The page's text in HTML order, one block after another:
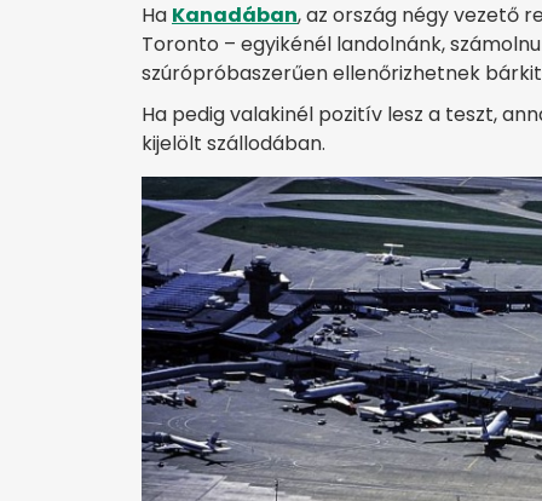
Ha Kanadában, az ország négy vezető
Toronto – egyikénél landolnánk,
szúrópróbaszerűen ellenőrizhetnek
Ha pedig valakinél pozitív lesz a teszt,
kijelölt szállodában.